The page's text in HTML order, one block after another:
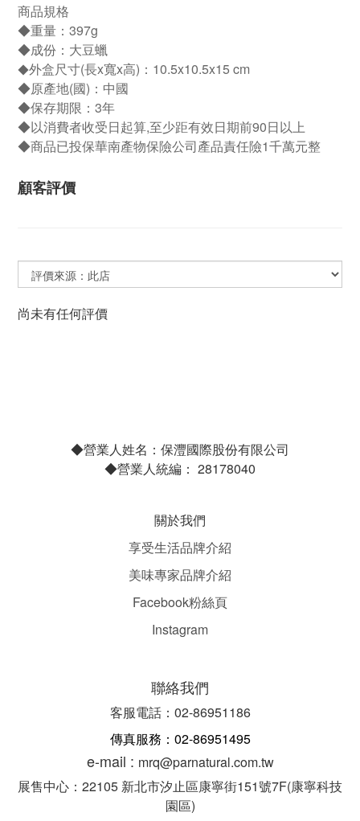
商品規格
◆重量：397g
◆成份：大豆蠟
◆外盒尺寸(長x寬x高)：10.5x10.5x15 cm
◆原產地(國)：中國
◆保存期限：3年
◆以消費者收受日起算,至少距有效日期前90日以上
◆商品已投保華南產物保險公司產品責任險1千萬元整
顧客評價
尚未有任何評價
◆營業人姓名：保灃國際股份有限公司
◆營業人統編： 28178040
關於我們
享受生活品牌介紹
美味專家品牌介紹
Facebook粉絲頁
Instagram
聯絡我們
客服電話：02-86951186
傳真服務：02-86951495
e-mail : mrq@parnatural.com.tw
展售中心：22105 新北市汐止區康寧街151號7F(康寧科技
園區)